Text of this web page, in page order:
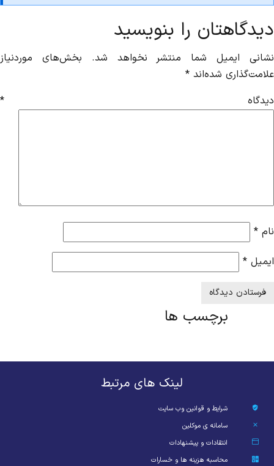
دیدگاهتان را بنویسید
نشانی ایمیل شما منتشر نخواهد شد.
بخش‌های موردنیاز
علامت‌گذاری شده‌اند *
دیدگاه *
نام *
ایمیل *
برچسب ها
لینک های مرتبط
شرایط و قوانین وب سایت
سامانه ی موکلین
انتقادات و پیشنهادات
محاسبه هزینه ها و خسارات